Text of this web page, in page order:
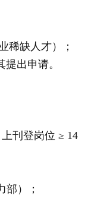
稀缺人才）；
出申请。
上刊登岗位 ≥ 14
部）；